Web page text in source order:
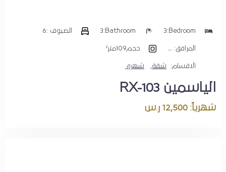
الياسمين RX-103
شهرياً: 12,500 ر.س
Bedroom:
3
Bathroom:
3 الضيوف :6
المرافق: حجم109متر²
الاقسام: شقة, شهري